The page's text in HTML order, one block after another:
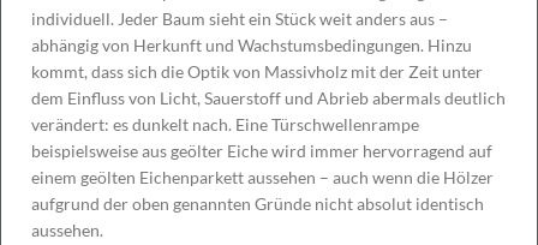
individuell. Jeder Baum sieht ein Stück weit anders aus –
abhängig von Herkunft und Wachstumsbedingungen. Hinzu
kommt, dass sich die Optik von Massivholz mit der Zeit unter
dem Einfluss von Licht, Sauerstoff und Abrieb abermals deutlich
verändert: es dunkelt nach. Eine Türschwellenrampe
beispielsweise aus geölter Eiche wird immer hervorragend auf
einem geölten Eichenparkett aussehen – auch wenn die Hölzer
aufgrund der oben genannten Gründe nicht absolut identisch
aussehen.